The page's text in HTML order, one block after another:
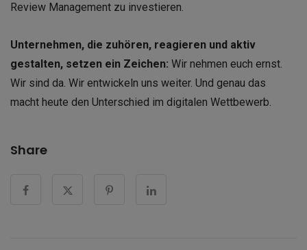
Review Management zu investieren.
Unternehmen, die zuhören, reagieren und aktiv
gestalten, setzen ein Zeichen: Wir nehmen euch ernst.
Wir sind da. Wir entwickeln uns weiter. Und genau das
macht heute den Unterschied im digitalen Wettbewerb.
Share